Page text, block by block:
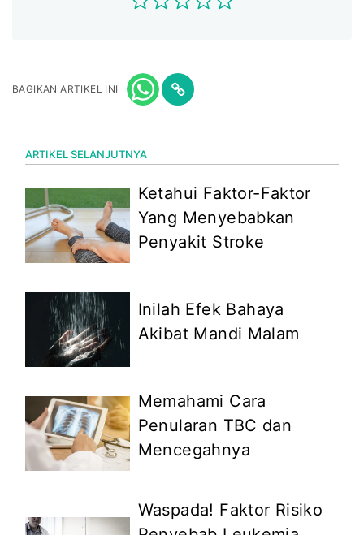
BAGIKAN ARTIKEL INI
ARTIKEL SELANJUTNYA
Ketahui Faktor-Faktor
Yang Menyebabkan
Penyakit Stroke
Inilah Efek Bahaya
Akibat Mandi Malam
Memahami Cara
Penularan TBC dan
Mencegahnya
Waspada! Faktor Risiko